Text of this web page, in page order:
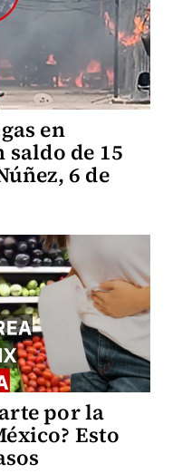
en
saldo de 15
6 de
por la
Esto